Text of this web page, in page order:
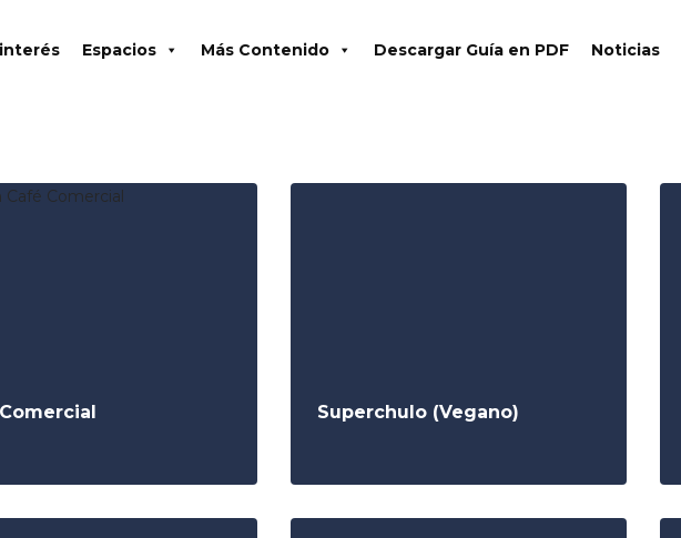
Espacios Más Contenido Descargar Guía en PDF Noticias
Superchulo (Vegano)